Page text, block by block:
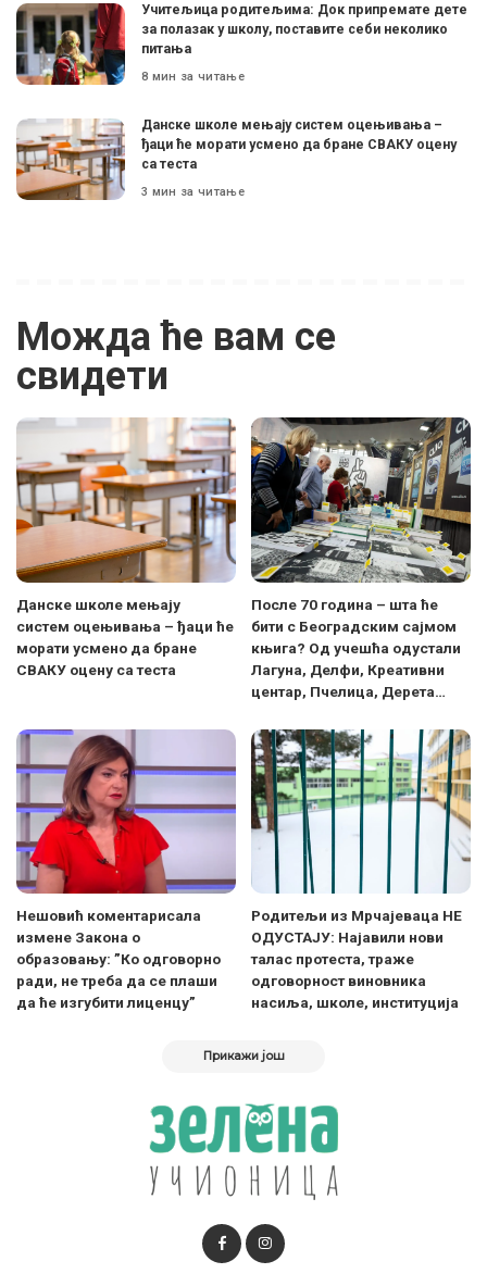
Учитељица родитељима: Док припремате дете
за полазак у школу, поставите себи неколико
питања
8 мин за читање
Данске школе мењају систем оцењивања –
ђаци ће морати усмено да бране СВАКУ оцену
са теста
3 мин за читање
Можда ће вам се
свидети
Данске школе мењају
систем оцењивања – ђаци ће
морати усмено да бране
СВАКУ оцену са теста
После 70 година – шта ће
бити с Београдским сајмом
књига? Од учешћа одустали
Лагуна, Делфи, Креативни
центар, Пчелица, Дерета…
Нешовић коментарисала
измене Закона о
образовању: ”Ко одговорно
ради, не треба да се плаши
да ће изгубити лиценцу”
Родитељи из Мрчајеваца НЕ
ОДУСТАЈУ: Најавили нови
талас протеста, траже
одговорност виновника
насиља, школе, институција
Прикажи још